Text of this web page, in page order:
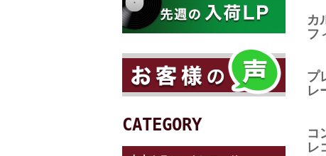
カ
フ
プ
レ
コ
レ
CATEGORY